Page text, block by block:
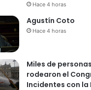
Hace 4 horas
Agustín Coto
Hace 4 horas
Miles de personas
rodearon el
Incidentes con la